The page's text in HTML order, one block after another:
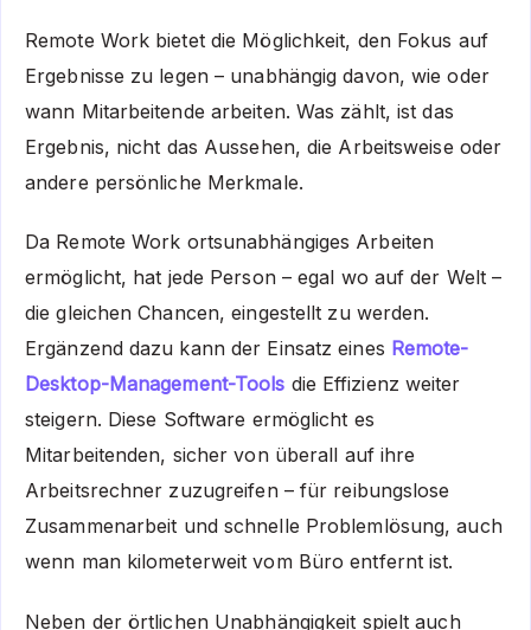
Remote Work bietet die Möglichkeit, den Fokus auf
Ergebnisse zu legen – unabhängig davon, wie oder
wann Mitarbeitende arbeiten. Was zählt, ist das
Ergebnis, nicht das Aussehen, die Arbeitsweise oder
andere persönliche Merkmale.
Da Remote Work ortsunabhängiges Arbeiten
ermöglicht, hat jede Person – egal wo auf der Welt –
die gleichen Chancen, eingestellt zu werden.
Ergänzend dazu kann der Einsatz eines Remote-
Desktop-Management-Tools die Effizienz weiter
steigern. Diese Software ermöglicht es
Mitarbeitenden, sicher von überall auf ihre
Arbeitsrechner zuzugreifen – für reibungslose
Zusammenarbeit und schnelle Problemlösung, auch
wenn man kilometerweit vom Büro entfernt ist.
Neben der örtlichen Unabhängigkeit spielt auch